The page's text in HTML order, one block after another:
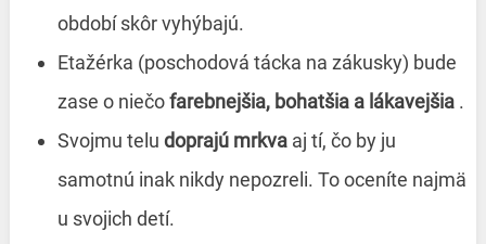
období skôr vyhýbajú.
Etažérka (poschodová tácka na zákusky) bude
zase o niečofarebnejšia, bohatšia a lákavejšia.
Svojmu telu doprajú mrkvaaj tí, čo by ju
samotnú inak nikdy nepozreli. To oceníte najmä
u svojich detí.